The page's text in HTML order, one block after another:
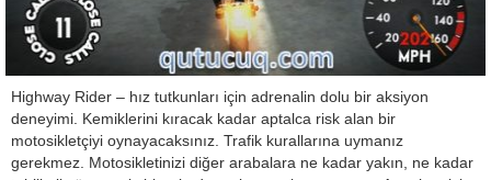
Highway Rider – hız tutkunları için adrenalin dolu bir aksiyon
deneyimi. Kemiklerini kıracak kadar aptalca risk alan bir
motosikletçiyi oynayacaksınız. Trafik kurallarına uymanız
gerekmez. Motosikletinizi diğer arabalara ne kadar yakın, ne kadar